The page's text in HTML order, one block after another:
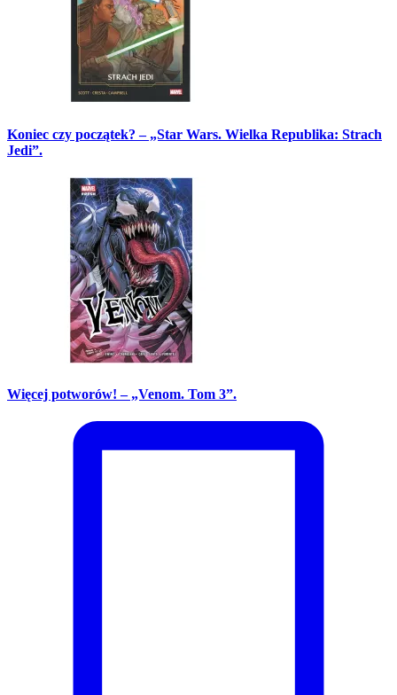
Koniec czy początek? – „Star Wars. Wielka Republika: Strach
Jedi”.
Więcej potworów! – „Venom. Tom 3”.